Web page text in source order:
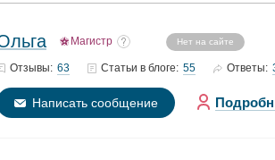
Магистр Нет на сайте
Отзывы: 63 Статьи в блоге: 55 Ответы:
Написать сообщение